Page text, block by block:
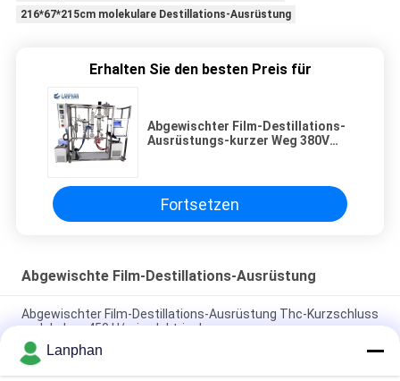
216*67*215cm molekulare Destillations-Ausrüstung
Erhalten Sie den besten Preis für
Abgewischter Film-Destillations-
Ausrüstungs-kurzer Weg 380V
Fortsetzen
Abgewischte Film-Destillations-Ausrüstung
Abgewischter Film-Destillations-Ausrüstung Thc-Kurzschluss
molekulare 450 U/min elektrisch
Abgewischte Maschinen-Nahrungsmittelgetränkefabrik des
Lanphan